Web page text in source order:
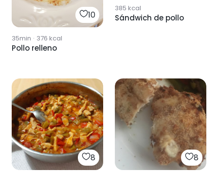
10
35min · 376 kcal
Pollo relleno
385 kcal
Sándwich de pollo
8 8